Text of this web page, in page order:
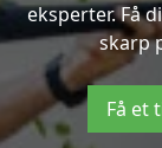
eksperter. Få
skarp
Få et